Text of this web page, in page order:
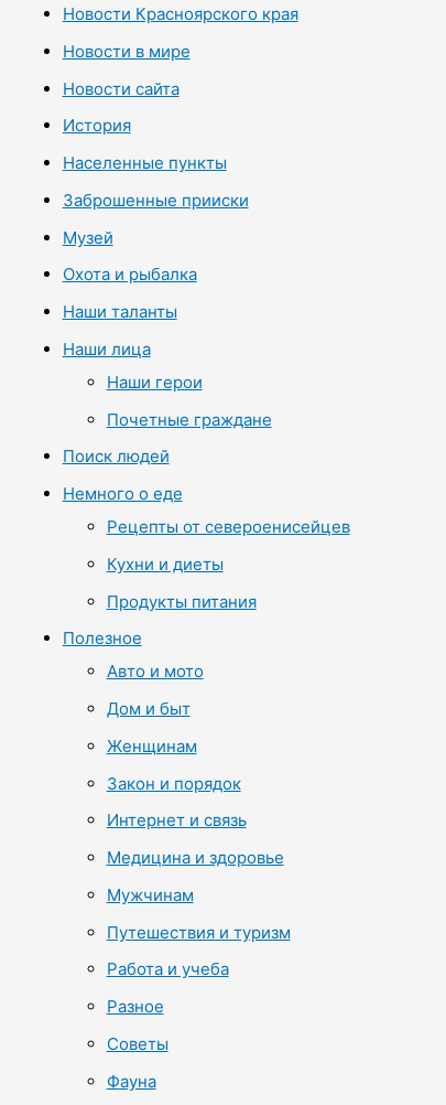
Новости Красноярского края
Новости в мире
Новости сайта
История
Населенные пункты
Заброшенные прииски
Музей
Охота и рыбалка
Наши таланты
Наши лица
Наши герои
Почетные граждане
Поиск людей
Немного о еде
Рецепты от североенисейцев
Кухни и диеты
Продукты питания
Полезное
Авто и мото
Дом и быт
Женщинам
Закон и порядок
Интернет и связь
Медицина и здоровье
Мужчинам
Путешествия и туризм
Работа и учеба
Разное
Советы
Фауна